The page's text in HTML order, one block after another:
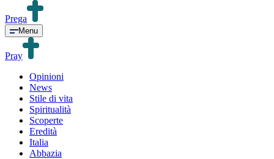
Prega
Menu
Pray
Opinioni
News
Stile di vita
Spiritualità
Scoperte
Eredità
Italia
Abbazia